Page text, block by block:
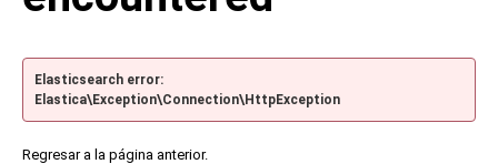
Elasticsearch error:
Elastica\Exception\Connection\HttpException
Regresar a la página anterior.